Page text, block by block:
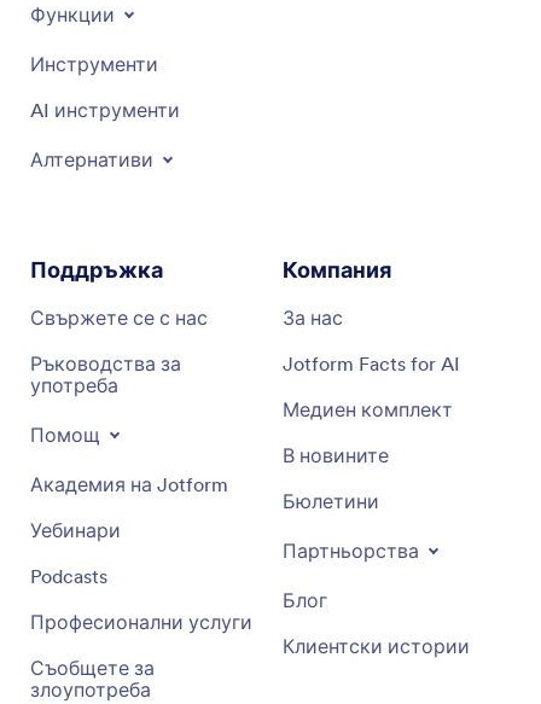
Функции
Инструменти
AI инструменти
Алтернативи
Поддръжка
Свържете се с нас
Ръководства за
употреба
Помощ
Академия на Jotform
Уебинари
Podcasts
Професионални услуги
Съобщете за
злоупотреба
Компания
За нас
Jotform Facts for AI
Медиен комплект
В новините
Бюлетини
Партньорства
Блог
Клиентски истории